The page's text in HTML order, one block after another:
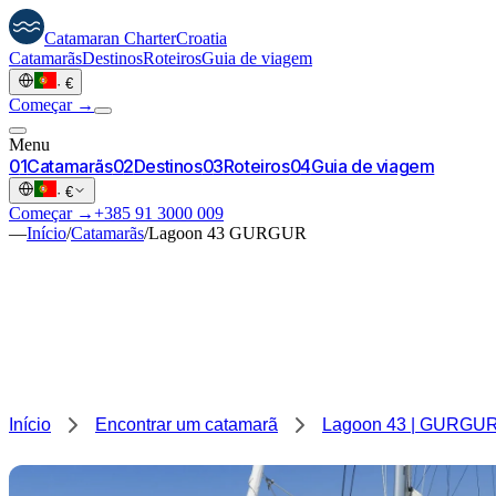
Catamaran CharterCroatia
CatamarãsDestinosRoteirosGuia de viagem
· €
Começar →
Menu
01Catamarãs02Destinos03Roteiros04Guia de viagem
· €
Começar →+385 91 3000 009
—Início/Catamarãs/Lagoon 43 GURGUR
Início Encontrar um catamarã Lagoon 43 |